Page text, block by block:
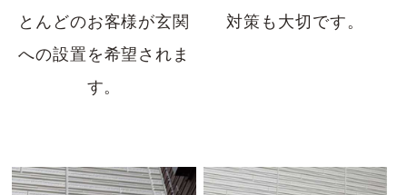
とんどのお客様が玄関
への設置を希望されま
す。
対策も大切です。